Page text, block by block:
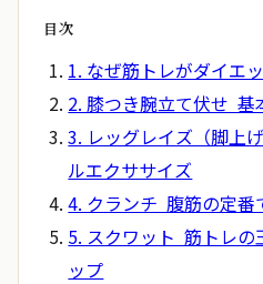
目次
1. なぜ筋トレがダイエ
2. 膝つき腕立て伏せ 基
3. レッグレイズ（脚上
ルエクササイズ
4. クランチ 腹筋の定番
5. スクワット 筋トレの
ップ